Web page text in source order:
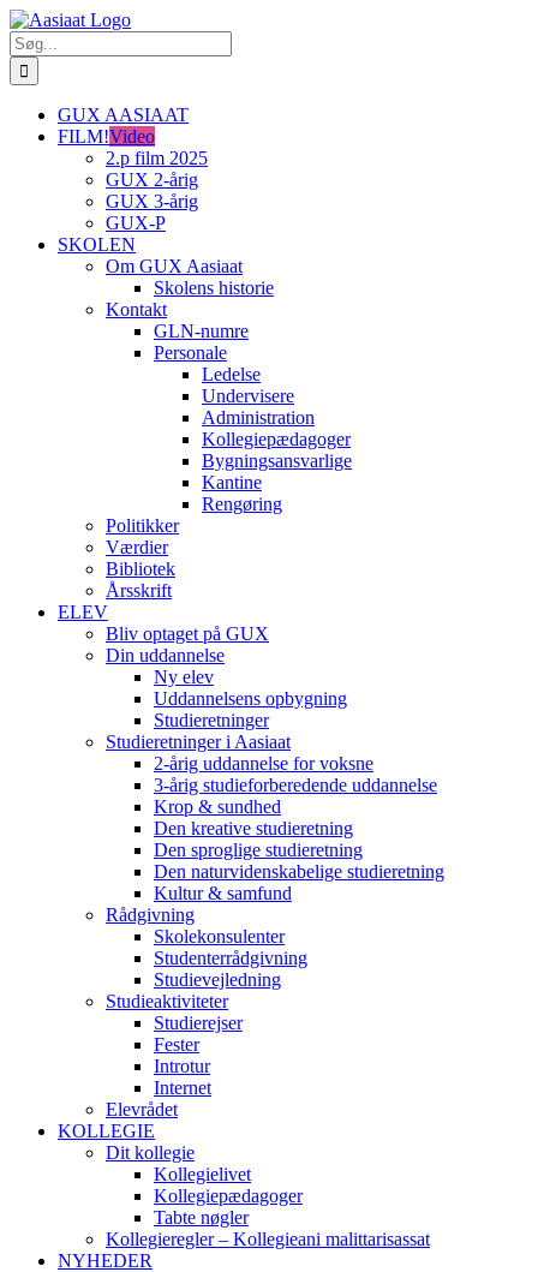
Skip
to
content
Søg
efter:
GUX AASIAAT
FILM!Video
2.p film 2025
GUX 2-årig
GUX 3-årig
GUX-P
SKOLEN
Om GUX Aasiaat
Skolens historie
Kontakt
GLN-numre
Personale
Ledelse
Undervisere
Administration
Kollegiepædagoger
Bygningsansvarlige
Kantine
Rengøring
Politikker
Værdier
Bibliotek
Årsskrift
ELEV
Bliv optaget på GUX
Din uddannelse
Ny elev
Uddannelsens opbygning
Studieretninger
Studieretninger i Aasiaat
2-årig uddannelse for voksne
3-årig studieforberedende uddannelse
Krop & sundhed
Den kreative studieretning
Den sproglige studieretning
Den naturvidenskabelige studieretning
Kultur & samfund
Rådgivning
Skolekonsulenter
Studenterrådgivning
Studievejledning
Studieaktiviteter
Studierejser
Fester
Introtur
Internet
Elevrådet
KOLLEGIE
Dit kollegie
Kollegielivet
Kollegiepædagoger
Tabte nøgler
Kollegieregler – Kollegieani malittarisassat
NYHEDER